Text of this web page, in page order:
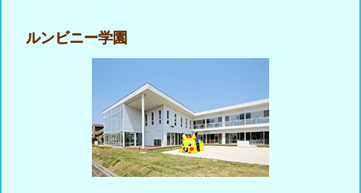
ルンビニー学園